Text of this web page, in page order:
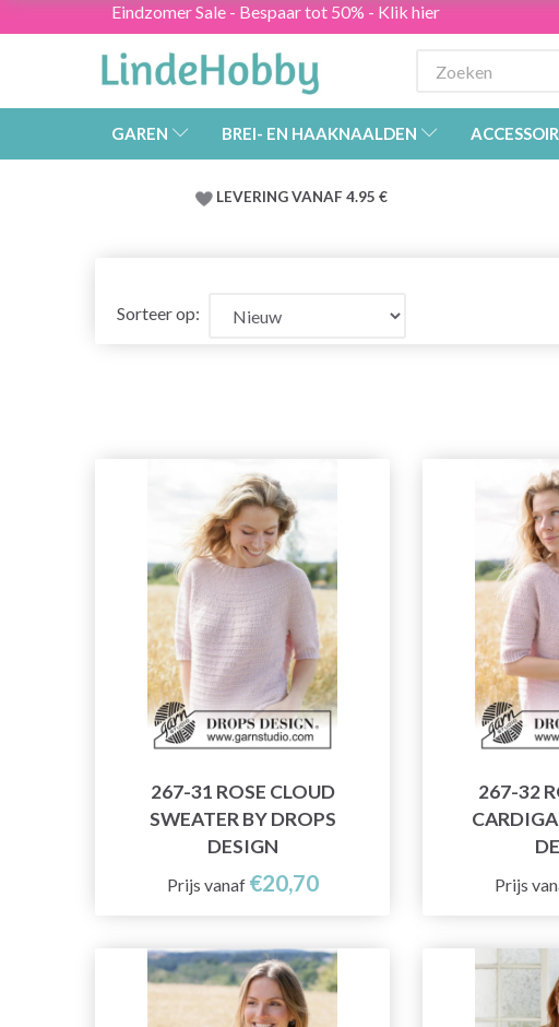
Eindzomer Sale - Bespaar tot 50% - Klik hier
GAREN BREI- EN HAAKNAALDEN
LEVERING VANAF 4.95 €
Sorteer op:
267-31 ROSE CLOUD
SWEATER BY DROPS
DESIGN
Prijs vanaf €20,70
267-32
Prijs